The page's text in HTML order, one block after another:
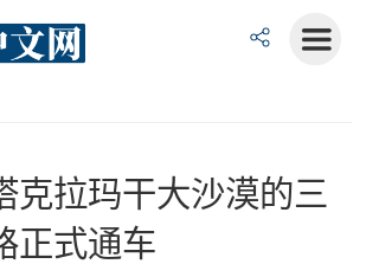
克拉玛干大沙漠的三
正式通车